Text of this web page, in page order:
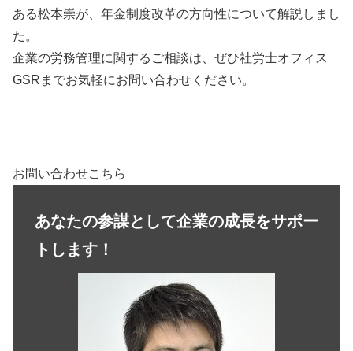
ある松本崇が、年金制度改革の方向性について解説しまし
た。
企業の労務管理に関するご相談は、ぜひ社労士オフィス
GSRまでお気軽にお問い合わせください。
お問い合わせこちら
あなたの参謀として企業の成長をサポー
トします！